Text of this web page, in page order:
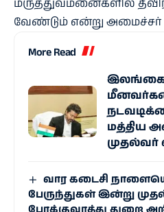
மருத்துவமனைகளில்
வேண்டும் என்று அமைச்சர்
More Read
இலங்கை
மத்திய
முதல்வர்
வார கடைசி
பேருந்துகள் இன்று